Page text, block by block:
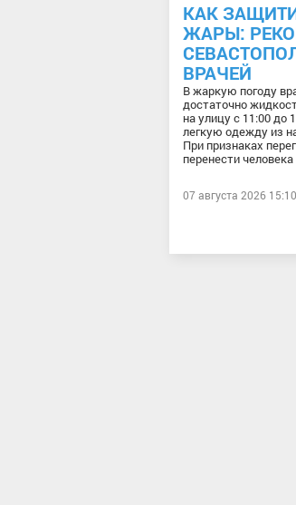
КАК
ЖАРЫ:
ВРАЧЕЙ
В жаркую погоду
достаточно
на улицу с 11:00 до
легкую одежду из
При признаках
перенести человека
07 августа 2026 15:10